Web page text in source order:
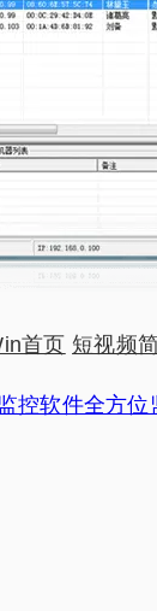
首页 短视频
控软件全方